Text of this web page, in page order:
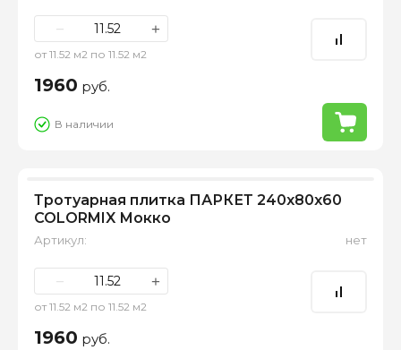
− +
от 11.52 м2 по 11.52 м2
1960 руб.
В наличии
Тротуарная плитка ПАРКЕТ 240х80х60
COLORMIX Мокко
Артикул: нет
− +
от 11.52 м2 по 11.52 м2
1960 руб.